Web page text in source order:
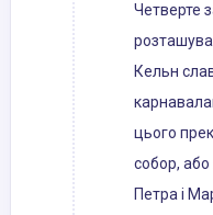
Четверте
Кельн
цього
собор,
Петра і